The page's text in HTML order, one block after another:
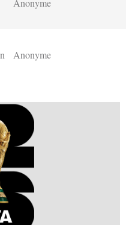
Anonyme